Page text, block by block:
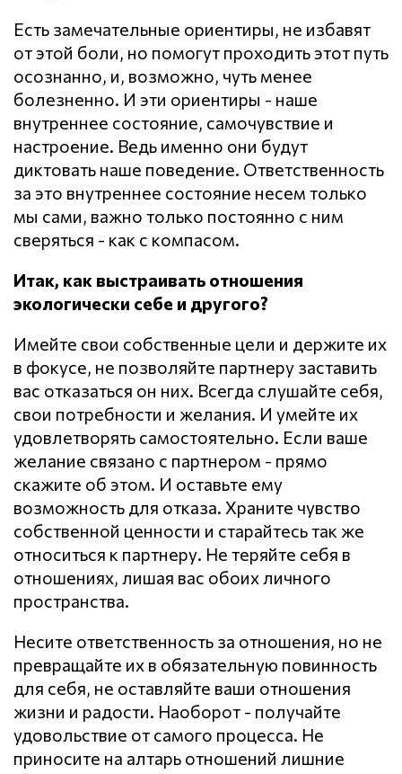
Есть замечательные ориентиры, не избавят
от этой боли, но помогут проходить этот путь
осознанно, и, возможно, чуть менее
болезненно. И эти ориентиры - наше
внутреннее состояние, самочувствие и
настроение. Ведь именно они будут
диктовать наше поведение. Ответственность
за это внутреннее состояние несем только
мы сами, важно только постоянно с ним
сверяться - как с компасом.
Итак, как выстраивать отношения
экологически себе и другого?
Имейте свои собственные цели и держите их
в фокусе, не позволяйте партнеру заставить
вас отказаться он них. Всегда слушайте себя,
свои потребности и желания. И умейте их
удовлетворять самостоятельно. Если ваше
желание связано с партнером - прямо
скажите об этом. И оставьте ему
возможность для отказа. Храните чувство
собственной ценности и старайтесь так же
относиться к партнеру. Не теряйте себя в
отношениях, лишая вас обоих личного
пространства.
Несите ответственность за отношения, но не
превращайте их в обязательную повинность
для себя, не оставляйте ваши отношения
жизни и радости. Наоборот - получайте
удовольствие от самого процесса. Не
приносите на алтарь отношений лишние